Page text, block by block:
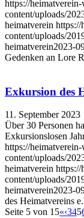
https://
content/uploads/
heimatverein https://
content/uploads/
heimatverein2023-
Gedenken an Lore
Exkursion des
11. September 2023
Über 30 Personen
Exkursionslosen
https://
content/uploads/
heimatverein https://
content/uploads/
heimatverein2023-
des Heimatvereins
Seite 5 von 15«‹345